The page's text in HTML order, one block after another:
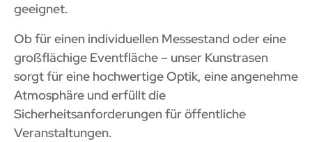
geeignet.
Ob für einen individuellen Messestand oder eine
großflächige Eventfläche – unser Kunstrasen
sorgt für eine hochwertige Optik, eine angenehme
Atmosphäre und erfüllt die
Sicherheitsanforderungen für öffentliche
Veranstaltungen.